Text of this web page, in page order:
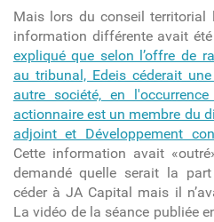
Mais lors du conseil territorial
information différente avait
expliqué que selon l’offre de
au tribunal, Edeis céderait
autre société, en
actionnaire est un membre du
adjoint et Développement
Cette information avait
demandé quelle serait la
céder à JA Capital mais il
La vidéo de la séance publiée